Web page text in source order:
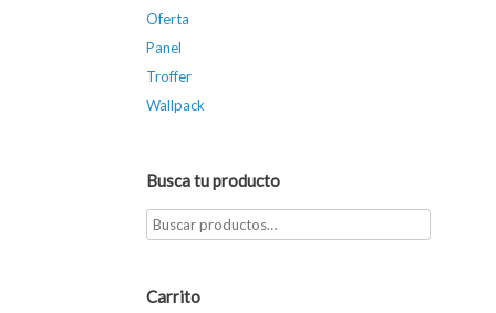
Oferta
Panel
Troffer
Wallpack
Busca tu producto
Carrito